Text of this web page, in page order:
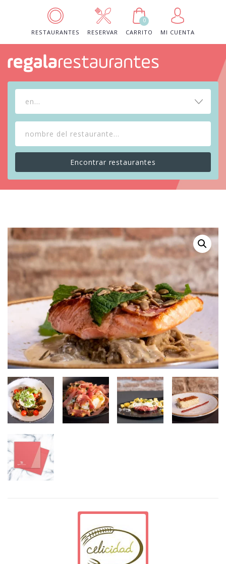
RESTAURANTES RESERVAR
0
CARRITO
MI CUENTA
en...